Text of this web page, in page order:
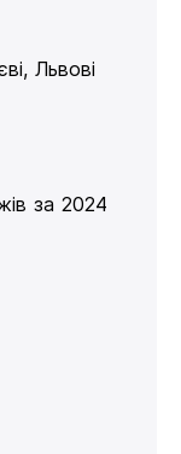
Львові
за 2024